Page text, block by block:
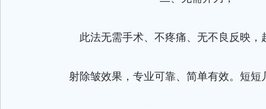
此法无需手术、不疼痛、无不良反映，
射除皱效果，专业可靠、简单有效。短短